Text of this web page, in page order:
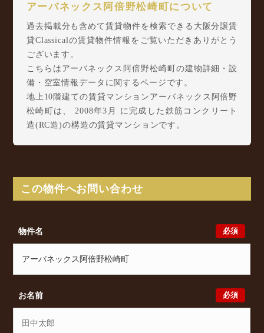
アーバネックス阿倍野松崎町について
過去掲載分も含めて賃貸物件を検索できる大阪分譲賃
貸Classicalの賃貸物件情報をご覧いただきありがとう
ございます。
こちらはアーバネックス阿倍野松崎町の建物詳細・設
備・空室情報データに関するページです。
地上10階建ての賃貸マンションアーバネックス阿倍野
松崎町は、 2008年3月 に完成した鉄筋コンクリート
造(RC造)の構造の賃貸マンションです。
阿部野橋駅 徒歩4分 からアクセスが可能となってお
ります。
認をはじめ、松崎町2丁目10-20周辺エリアで賃貸物
件・マンションをお探しでしたら、ぜひ大阪分譲賃貸
譲賃貸Classicalでは、お問い合わせ以外にも来店予約
望の条件をいただきましたら、プロの目線からおすす
めの賃貸物件をご提案いたします。
この物件へお問い合わせ
必須
物件名
必須
お名前